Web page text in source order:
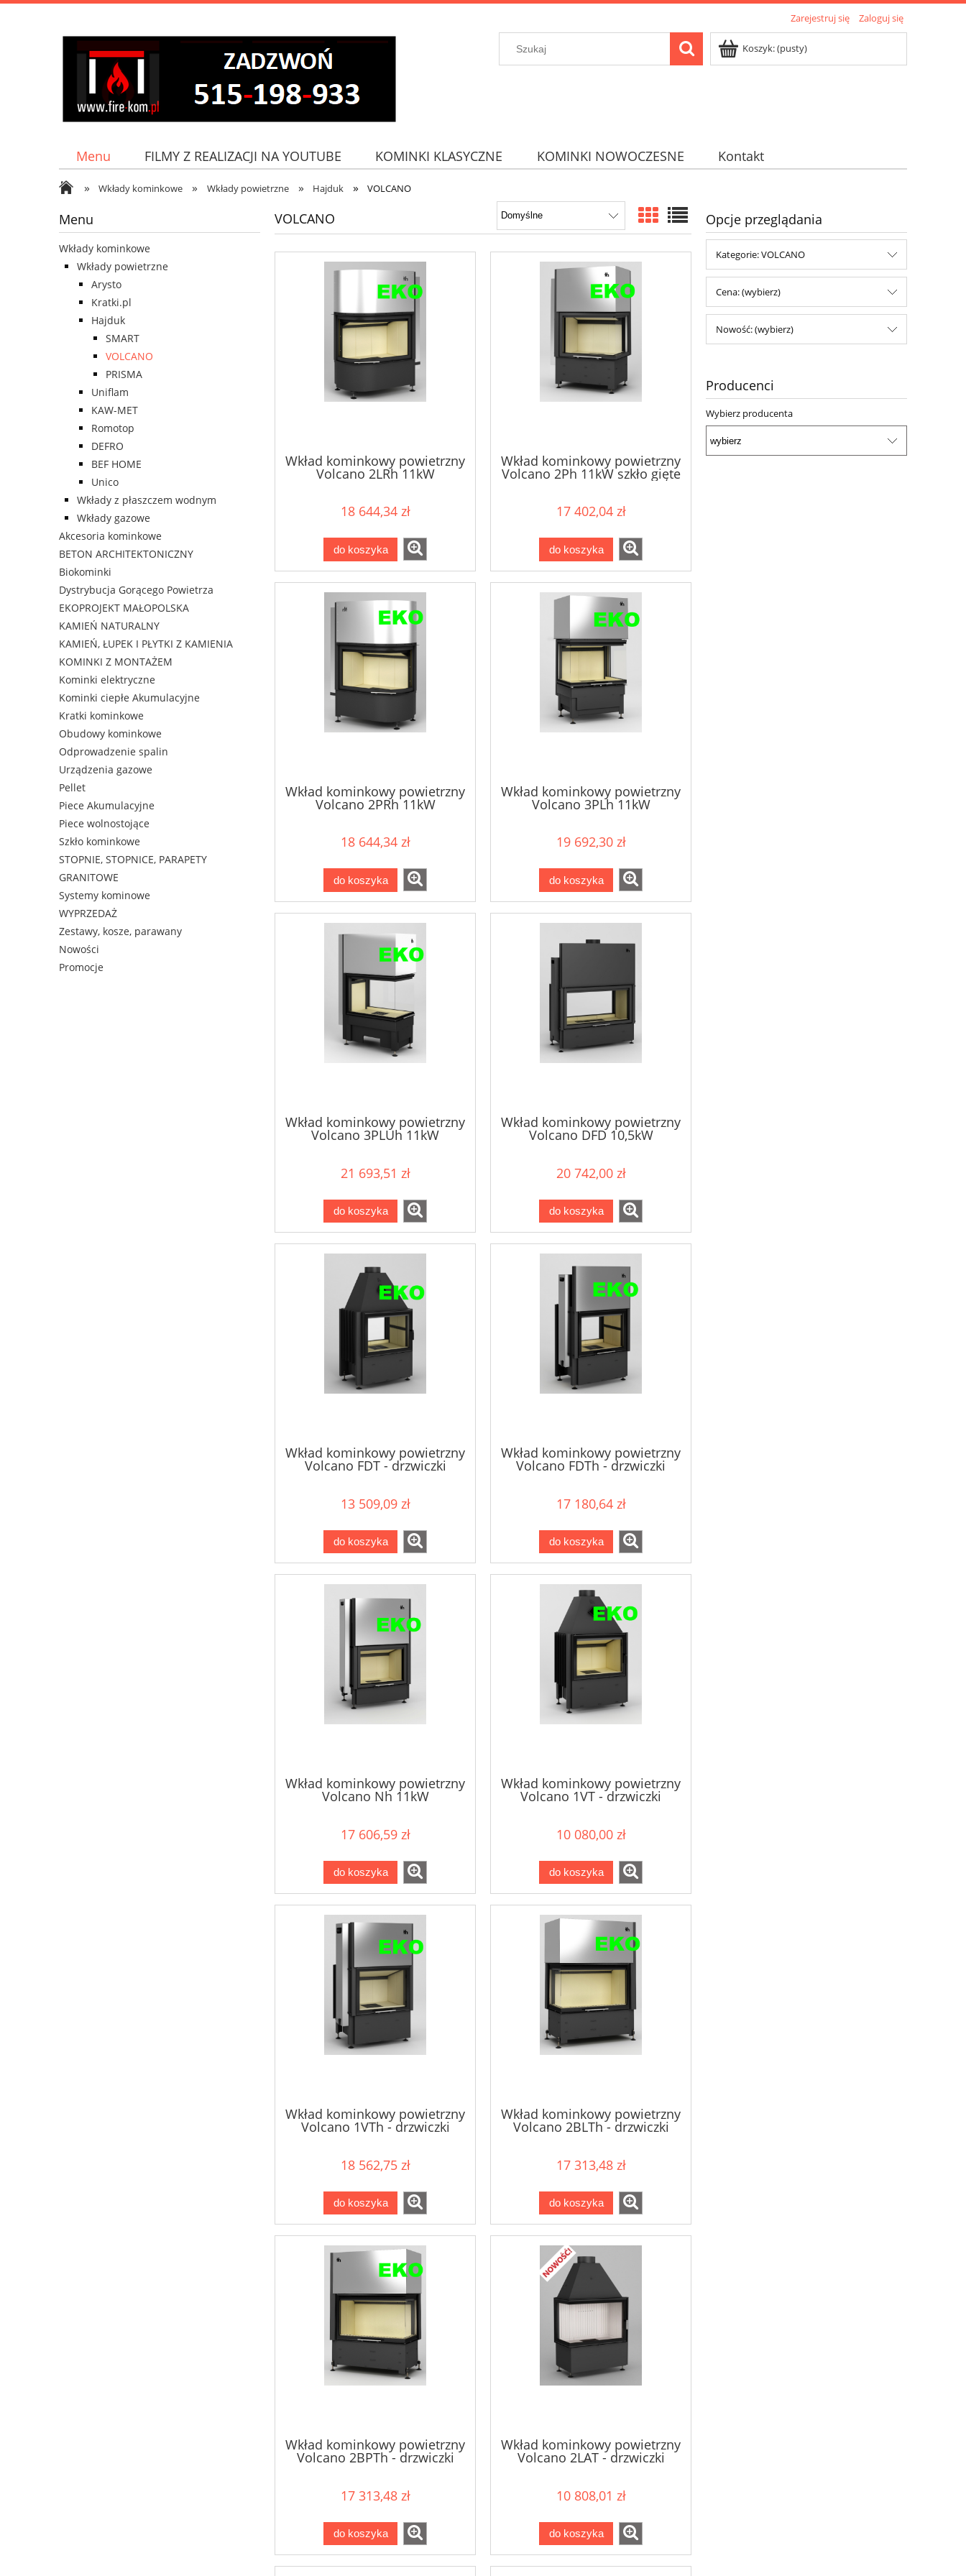
Zarejestruj się Zaloguj się
Koszyk:(pusty)
Menu FILMY Z REALIZACJI NA YOUTUBE KOMINKI KLASYCZNE KOMINKI NOWOCZESNE
Kontakt
Jak do nas dojechać?
» Wkłady kominkowe » Wkłady powietrzne » Hajduk » VOLCANO
Menu
Wkłady kominkowe
Wkłady powietrzne
Arysto
Kratki.pl
Hajduk
SMART
VOLCANO
PRISMA
Uniflam
KAW-MET
Romotop
DEFRO
BEF HOME
Unico
Wkłady z płaszczem wodnym
Wkłady gazowe
Akcesoria kominkowe
BETON ARCHITEKTONICZNY
Biokominki
Dystrybucja Gorącego Powietrza
EKOPROJEKT MAŁOPOLSKA
KAMIEŃ NATURALNY
KAMIEŃ, ŁUPEK I PŁYTKI Z KAMIENIA
KOMINKI Z MONTAŻEM
Kominki elektryczne
Kominki ciepłe Akumulacyjne
Kratki kominkowe
Obudowy kominkowe
Odprowadzenie spalin
Urządzenia gazowe
Pellet
Piece Akumulacyjne
Piece wolnostojące
Szkło kominkowe
STOPNIE, STOPNICE, PARAPETY
GRANITOWE
Systemy kominowe
WYPRZEDAŻ
Zestawy, kosze, parawany
Nowości
Promocje
VOLCANO
Wkład kominkowy powietrzny
Volcano 2LRh 11kW
18 644,34 zł
do koszyka
Wkład kominkowy powietrzny
Volcano 2Ph 11kW szkło gięte
17 402,04 zł
do koszyka
Wkład kominkowy powietrzny
Volcano 2PRh 11kW
18 644,34 zł
do koszyka
Wkład kominkowy powietrzny
Volcano 3PLh 11kW
19 692,30 zł
do koszyka
Wkład kominkowy powietrzny
Volcano 3PLUh 11kW
21 693,51 zł
do koszyka
Wkład kominkowy powietrzny
Volcano DFD 10,5kW
20 742,00 zł
do koszyka
Wkład kominkowy powietrzny
Volcano FDT - drzwiczki
13 509,09 zł
do koszyka
Wkład kominkowy powietrzny
Volcano FDTh - drzwiczki
17 180,64 zł
do koszyka
Wkład kominkowy powietrzny
Volcano Nh 11kW
17 606,59 zł
do koszyka
Wkład kominkowy powietrzny
Volcano 1VT - drzwiczki
10 080,00 zł
do koszyka
Wkład kominkowy powietrzny
Volcano 1VTh - drzwiczki
18 562,75 zł
do koszyka
Wkład kominkowy powietrzny
Volcano 2BLTh - drzwiczki
17 313,48 zł
do koszyka
Wkład kominkowy powietrzny
Volcano 2BPTh - drzwiczki
17 313,48 zł
do koszyka
Wkład kominkowy powietrzny
Volcano 2LAT - drzwiczki
10 808,01 zł
do koszyka
Opcje przeglądania
Kategorie: VOLCANO
Cena: (wybierz)
Nowość: (wybierz)
Producenci
Wybierz producenta